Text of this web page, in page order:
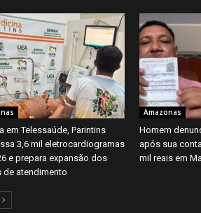
em Telessaúde, Parintins
3,6 mil eletrocardiogramas
e prepara expansão dos
de atendimento
Amazonas
Homem
após sua
mil reais em